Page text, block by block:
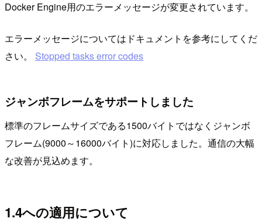
Docker Engine用のエラーメッセージが変更されています。
エラーメッセージについてはドキュメントを参考にしてくだ
さい。 Stopped tasks error codes
ジャンボフレームをサポートしました
標準のフレームサイズである1500バイトではなくジャンボ
フレーム(9000～16000バイト)に対応しました。通信の大幅
な改善が見込めます。
1.4への適用について